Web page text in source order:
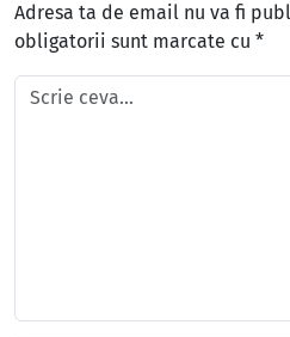
Adresa ta de email nu va fi
obligatorii sunt marcate cu *